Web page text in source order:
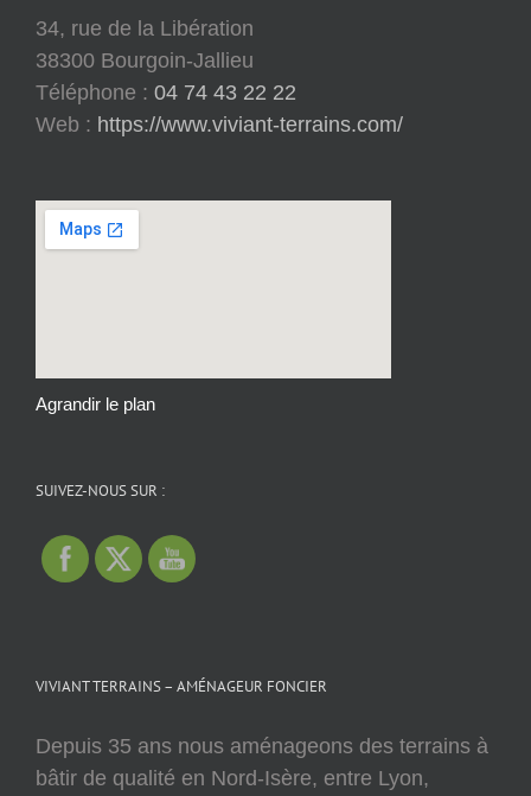
34, rue de la Libération
38300 Bourgoin-Jallieu
Téléphone : 04 74 43 22 22
Web : https://www.viviant-terrains.com/
Agrandir le plan
SUIVEZ-NOUS SUR :
VIVIANT TERRAINS – AMÉNAGEUR FONCIER
Depuis 35 ans nous aménageons des terrains à
bâtir de qualité en Nord-Isère, entre Lyon,